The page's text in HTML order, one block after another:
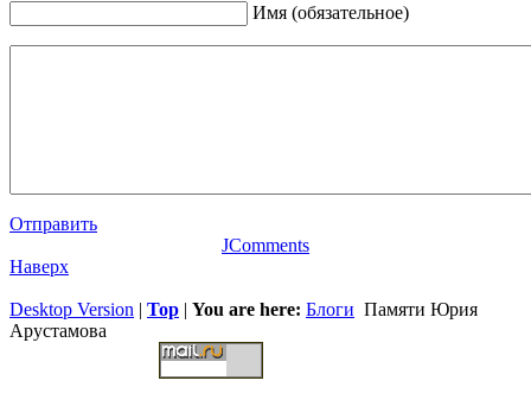
Имя (обязательное)
Отправить
JComments
Наверх
Desktop Version | Top | You are here: Блоги Памяти Юрия
Арустамова